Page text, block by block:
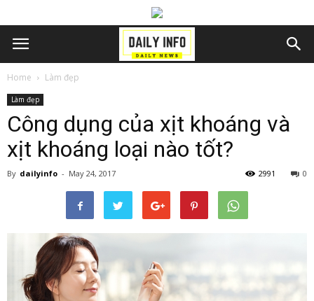
Home Làm đẹp
Làm đẹp
Công dụng của xịt khoáng và
xịt khoáng loại nào tốt?
By dailyinfo - May 24, 2017 0
2991